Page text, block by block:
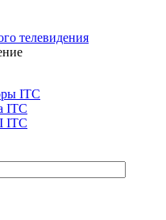
телевидения
ITC
ITC
ITC